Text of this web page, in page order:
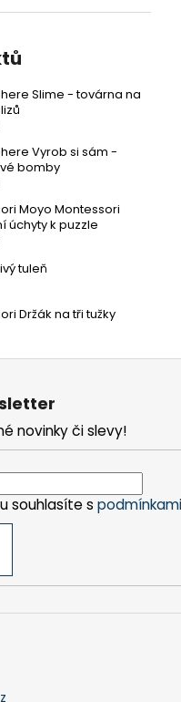
Slime - továrna na
Vyrob si sám -
bomby
Moyo Montessori
úchyty k puzzle
tuleň
Držák na tři tužky
novinky či slevy!
souhlasíte s